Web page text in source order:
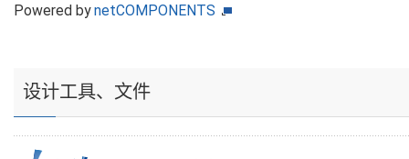
Powered bynetCOMPONENTS
设计工具、文件